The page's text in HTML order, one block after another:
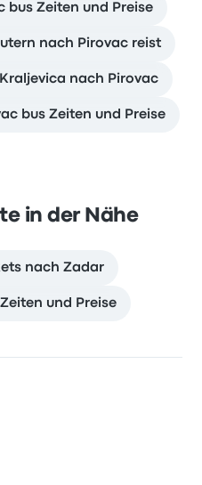
bus Zeiten und Preise
nach Pirovac reist
nach Pirovac
bus Zeiten und Preise
in der Nähe
nach Zadar
und Preise